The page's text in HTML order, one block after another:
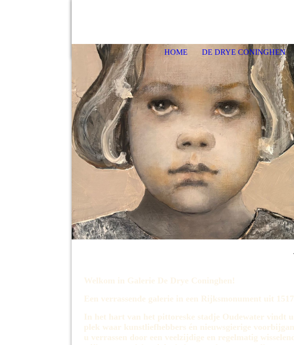
HOME DE DRYE CONINGHEN
Welkom in Galerie De Drye Coninghen!
Een verrassende galerie in een Rijksmonument uit
In het hart van het pittoreske stadje Oudewater vindt
plek waar kunstliefhebbers én nieuwsgierige
u verrassen door een veelzijdige en regelmatig